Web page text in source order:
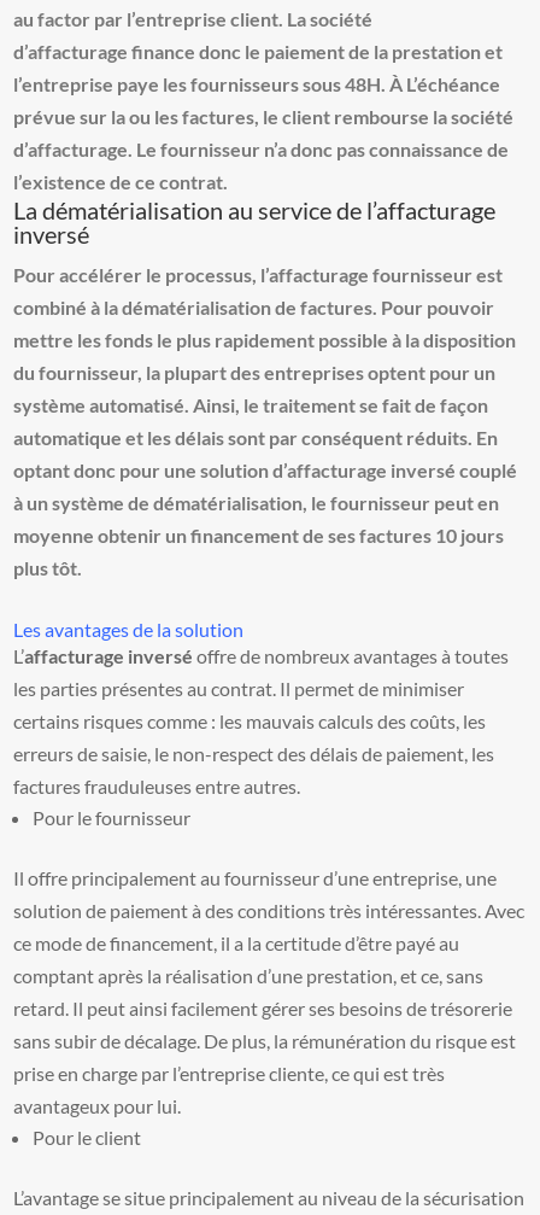
au factor par l’entreprise client. Lasociété
d’affacturage finance donc le paiement de la prestation et
l’entreprise paye les fournisseurs sous 48H. À L’échéance
prévue sur la ou les factures, le client rembourse la société
d’affacturage. Le fournisseur n’a donc pas connaissance de
l’existence de ce contrat.
La dématérialisation au service de l’affacturage
inversé
Pour accélérer le processus, l’affacturage fournisseur est
combiné à la dématérialisation de factures. Pour pouvoir
mettre les fonds le plus rapidement possible à la disposition
du fournisseur, la plupart des entreprises optent pour un
système automatisé. Ainsi, le traitement se fait de façon
automatique et les délais sont par conséquent réduits. En
optant donc pour une solution d’affacturage inversé couplé
à un système de dématérialisation, le fournisseur peut en
moyenne obtenir un financement de ses factures 10 jours
plus tôt.
Les avantages de la solution
L’affacturage inverséoffre de nombreux avantages à toutes
les parties présentes au contrat. Il permet de minimiser
certains risques comme : les mauvais calculs des coûts, les
erreurs de saisie, le non-respect des délais de paiement, les
factures frauduleuses entre autres.
Pour le fournisseur
Il offre principalement au fournisseur d’une entreprise, une
solution de paiement à des conditions très intéressantes. Avec
ce mode de financement, il a la certitude d’être payé au
comptant après la réalisation d’une prestation, et ce, sans
retard. Il peut ainsi facilement gérer ses besoins de trésorerie
sans subir de décalage. De plus, la rémunération du risque est
prise en charge par l’entreprise cliente, ce qui est très
avantageux pour lui.
Pour le client
L’avantage se situe principalement au niveau de la sécurisation